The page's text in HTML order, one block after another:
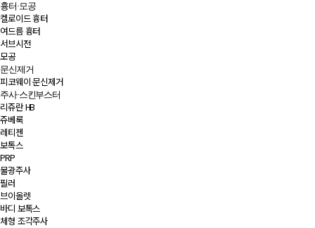
흉터·모공
켈로이드 흉터
여드름 흉터
서브시전
모공
문신제거
피코웨이 문신제거
주사·스킨부스터
리쥬란 HB
쥬베룩
레티젠
보톡스
PRP
물광주사
필러
브이올렛
바디 보톡스
체형 조각주사